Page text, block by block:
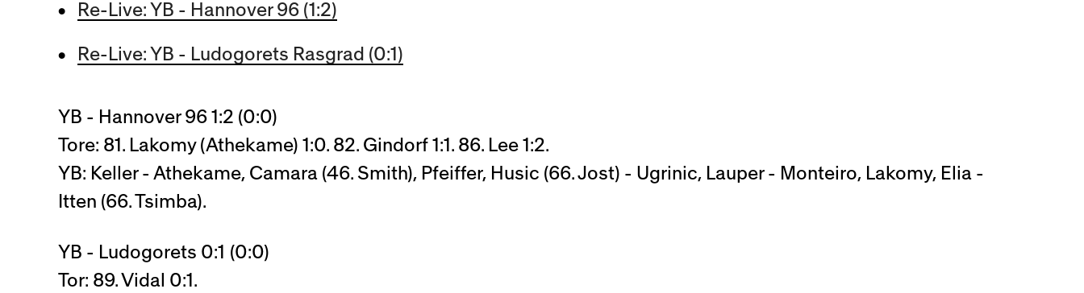
Re-Live: YB - Hannover 96 (1:2)
Re-Live: YB - Ludogorets Rasgrad (0:1)
YB - Hannover 96 1:2 (0:0)
Tore: 81. Lakomy (Athekame) 1:0. 82. Gindorf 1:1. 86. Lee 1:2.
YB: Keller - Athekame, Camara (46. Smith), Pfeiffer, Husic (66. Jost) - Ugrinic, Lauper - Monteiro, Lakomy, Elia -
Itten (66. Tsimba).
YB - Ludogorets 0:1 (0:0)
Tor: 89. Vidal 0:1.